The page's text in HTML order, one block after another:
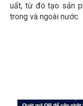
uất, từ đó tạo sản
trong và ngoài nước.